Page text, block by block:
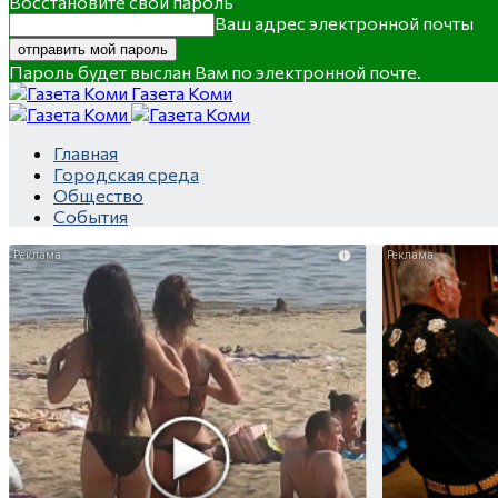
Ваш адрес электронной почты
Пароль будет выслан Вам по электронной почте.
Газета Коми
Главная
Городская среда
Общество
События
i